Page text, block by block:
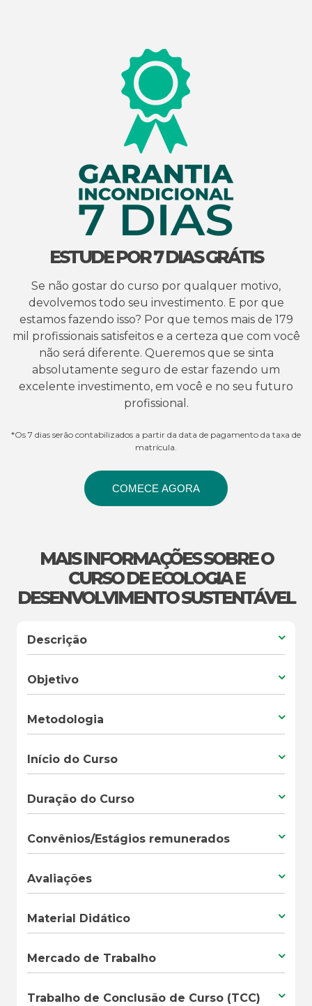
ESTUDE POR 7 DIAS GRÁTIS
Se não gostar do curso por qualquer motivo,
devolvemos todo seu investimento. E por que
estamos fazendo isso? Por que temos mais de 179
mil profissionais satisfeitos e a certeza que com você
não será diferente. Queremos que se sinta
absolutamente seguro de estar fazendo um
excelente investimento, em você e no seu futuro
profissional.
*Os 7 dias serão contabilizados a partir da data de pagamento da taxa de
matrícula.
COMECE AGORA
MAIS INFORMAÇÕES SOBRE O
CURSO DE ECOLOGIA E
DESENVOLVIMENTO SUSTENTÁVEL
Descrição
Objetivo
Metodologia
Início do Curso
Duração do Curso
Convênios/Estágios remunerados
Avaliações
Material Didático
Mercado de Trabalho
Trabalho de Conclusão de Curso (TCC)